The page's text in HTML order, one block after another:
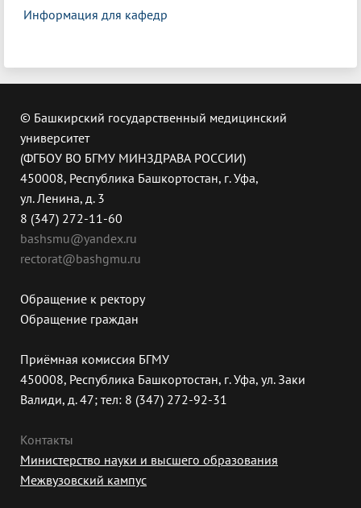
Информация для кафедр
© Башкирский государственный медицинский
университет
(ФГБОУ ВО БГМУ МИНЗДРАВА РОССИИ)
450008, Республика Башкортостан, г. Уфа,
ул. Ленина, д. 3
8 (347) 272-11-60
bashsmu@yandex.ru
rectorat@bashgmu.ru
Обращение к ректору
Обращение граждан
Приёмная комиссия БГМУ
450008, Республика Башкортостан, г. Уфа, ул. Заки
Валиди, д. 47; тел: 8 (347) 272-92-31
Контакты
Министерство науки и высшего образования
Межвузовский кампус